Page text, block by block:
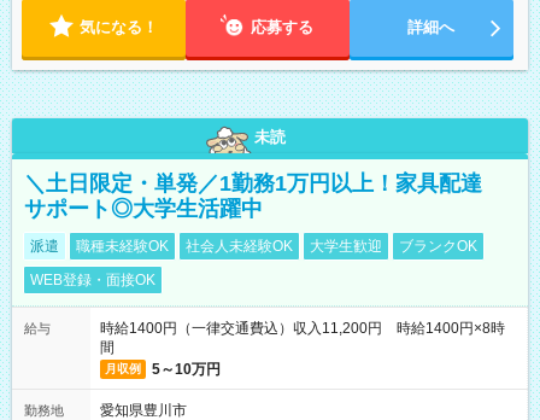
気になる！ 応募する 詳細へ
未読
＼土日限定・単発／1勤務1万円以上！家具配達
サポート◎大学生活躍中
派遣 職種未経験OK 社会人未経験OK 大学生歓迎
ブランクOK
WEB登録・面接OK
給与
時給1400円（一律交通費込）収入11,200円 時給1400円×8時
間
月収例 5～10万円
勤務地
愛知県豊川市